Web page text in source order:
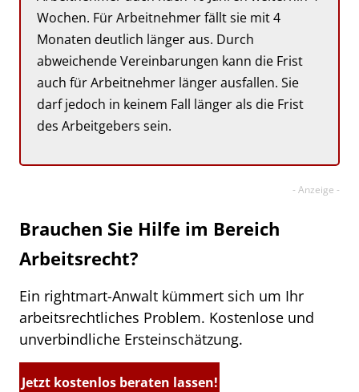
Wochen. Für Arbeitnehmer fällt sie mit 4
Monaten deutlich länger aus. Durch
abweichende Vereinbarungen kann die Frist
auch für Arbeitnehmer länger ausfallen. Sie
darf jedoch in keinem Fall länger als die Frist
des Arbeitgebers sein.
Brauchen Sie Hilfe im Bereich
Arbeitsrecht?
Ein rightmart-Anwalt kümmert sich um Ihr
arbeitsrechtliches Problem. Kostenlose und
unverbindliche Ersteinschätzung.
Jetzt kostenlos beraten lassen!